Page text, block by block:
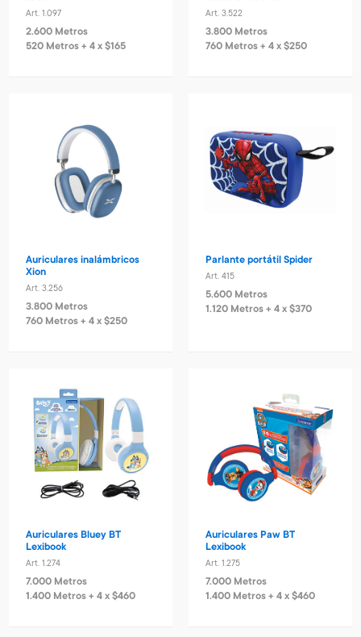
Art. 1.097
2.600 Metros
520 Metros + 4 x $165
Art. 3.522
3.800 Metros
760 Metros + 4 x $250
Auriculares inalámbricos
Xion
Art. 3.256
3.800 Metros
760 Metros + 4 x $250
Parlante portátil Spider
Art. 415
5.600 Metros
1.120 Metros + 4 x $370
Auriculares Bluey BT
Lexibook
Art. 1.274
7.000 Metros
1.400 Metros + 4 x $460
Auriculares Paw BT
Lexibook
Art. 1.275
7.000 Metros
1.400 Metros + 4 x $460